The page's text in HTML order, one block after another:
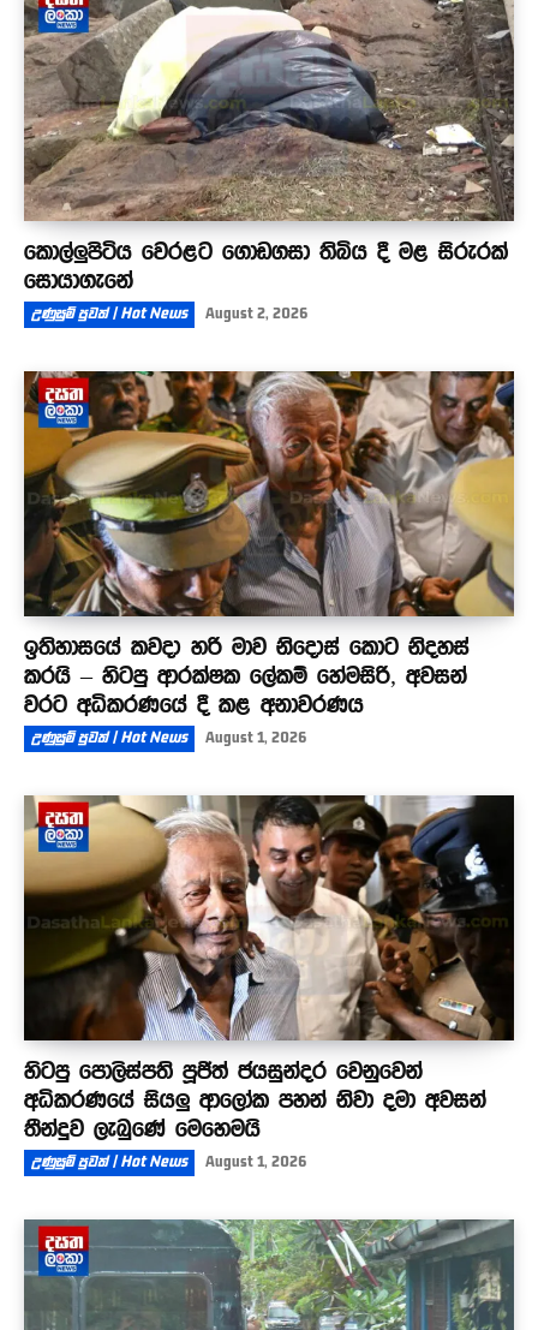
කොල්ලුපිටිය වෙරළට ගොඩගසා තිබිය දී මළ සිරුරක්
සොයාගැනේ
උණුසුම් පුවත් | Hot News August 2, 2026
ඉතිහාසයේ කවදා හරි මාව නිදොස් කොට නිදහස්
කරයි – හිටපු ආරක්ෂක ලේකම් හේමසිරි, අවසන්
වරට අධිකරණයේ දී කළ අනාවරණය
උණුසුම් පුවත් | Hot News August 1, 2026
හිටපු පොලිස්පති පූජිත් ජයසුන්දර වෙනුවෙන්
අධිකරණයේ සියලු ආලෝක පහන් නිවා දමා අවසන්
තීන්දුව ලැබුණේ මෙහෙමයි
උණුසුම් පුවත් | Hot News August 1, 2026